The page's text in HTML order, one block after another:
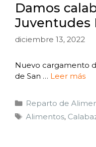
Damos
Juventudes
diciembre 13, 2022
Nuevo cargamento
de San … Leer más
Reparto de
Alimentos,